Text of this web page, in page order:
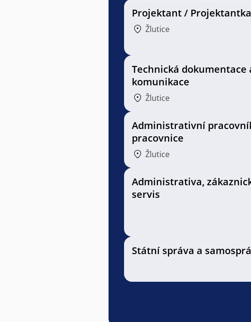
Projektant / Projektantka
Žlutice
Technická dokumentace
komunikace
Žlutice
Administrativní
pracovnice
Žlutice
Administrativa,
servis
Státní správa a